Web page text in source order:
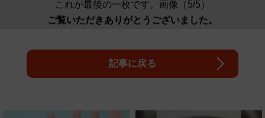
これが最後の一枚です。画像（5/5）
ご覧いただきありがとうございました。
記事に戻る